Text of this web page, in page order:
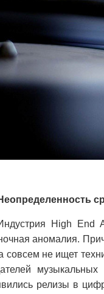
High End
аномалия.
совсем не ищет
релизы в